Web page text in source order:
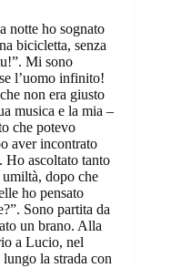
notte ho sognato
bicicletta, senza
Mi sono
l’uomo infinito!
non era giusto
musica e la mia –
che potevo
aver incontrato
ascoltato tanto
dopo che
ho pensato
Sono partita da
un brano. Alla
a Lucio, nel
la strada con